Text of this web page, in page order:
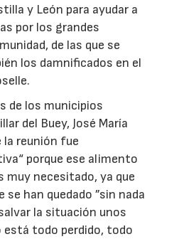
y León para ayudar a
por los grandes
de las que se
los damnificados en el
de los municipios
del Buey, José María
la reunión fue
porque ese alimento
muy necesitado, ya que
se han quedado ”sin nada
la situación unos
está todo perdido, todo